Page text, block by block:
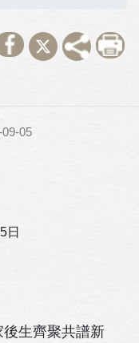
05
日
生齊聚共譜新